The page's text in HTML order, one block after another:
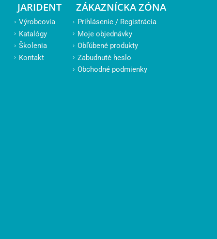
JARIDENT
Výrobcovia
Katalógy
Školenia
Kontakt
ZÁKAZNÍCKA ZÓNA
Prihlásenie / Registrácia
Moje objednávky
Obľúbené produkty
Zabudnuté heslo
Obchodné podmienky